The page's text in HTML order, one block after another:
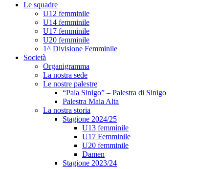
Le squadre
U12 femminile
U14 femminile
U17 femminile
U20 femminile
1^ Divisione Femminile
Società
Organigramma
La nostra sede
Le nostre palestre
“Pala Sinigo” – Palestra di Sinigo
Palestra Maia Alta
La nostra storia
Stagione 2024/25
U13 femminile
U17 Femminile
U20 femminile
Damen
Stagione 2023/24